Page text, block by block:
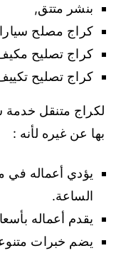
بنشر متتق,
كراج مصلح
كراج تصليح
كراج تصليح
لكراج متنقل خدمة
بها عن غيره لأنه :
يؤدي أعماله في
الساعة.
يقدم أعماله
يضم خبرات